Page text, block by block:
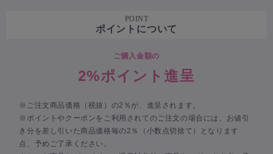
POINT
ポイントについて
ご購入金額の
2%ポイント進呈
※ご注文商品価格（税抜）の2％が、進呈されます。
※ポイントやクーポンをご利用されてのご注文の場合には、お値引
き分を差し引いた商品価格毎の2％（小数点切捨て）となります
点、予めご了承ください。